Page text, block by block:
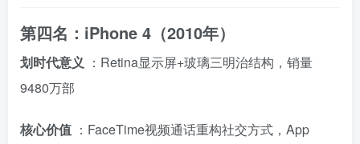
第四名：iPhone 4（2010年）
划时代意义 ：Retina显示屏+玻璃三明治结构，销量
9480万部
核心价值 ：FaceTime视频通话重构社交方式，App